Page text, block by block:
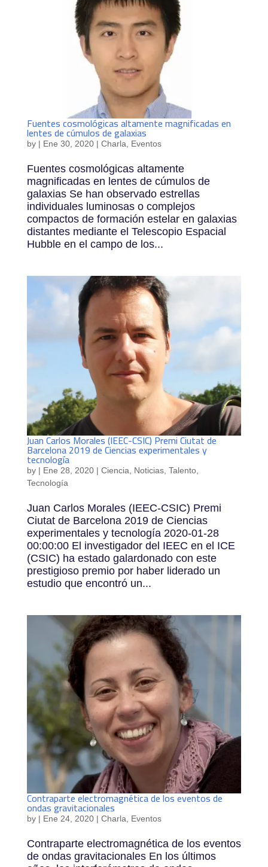
Fuentes cosmológicas altamente magnificadas en
lentes de cúmulos de galaxias
by | Ene 30, 2020| Charla Eventos
Fuentes cosmológicas altamente
magnificadas en lentes de cúmulos de
galaxias Se han observado estrellas
individuales luminosas o complejos
compactos de formación estelar en galaxias
distantes mediante el Telescopio Espacial
Hubble en el campo de los...
Juan Carlos Morales (IEEC-CSIC) Premi Ciutat de
Barcelona 2019 de Ciencias experimentales y
tecnología
by | Ene 28, 2020| Ciencia Noticias, Talento,
Tecnología
Juan Carlos Morales (IEEC-CSIC) Premi
Ciutat de Barcelona 2019 de Ciencias
experimentales y tecnología 2020-01-28
00:00:00 El investigador del IEEC en el ICE
(CSIC) ha estado galardonado con este
prestigioso premio por haber liderado un
estudio que encontró un...
Contraparte electromagnética de los eventos de
ondas gravitacionales
by | Ene 24, 2020| Charla Eventos
Contraparte electromagnética de los eventos
de ondas gravitacionales En los últimos